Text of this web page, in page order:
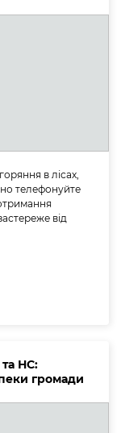
в лісах,
телефонуйте
від
та НС:
громади